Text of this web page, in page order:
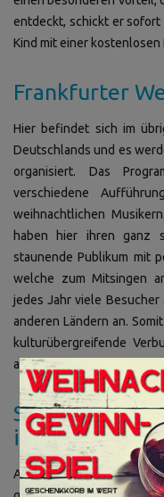
entdeckt, schickt er
Kind mit einer kostenlosen
Frankfurter
Hier befindet sich im
Deutschlands und es
organisiert. Das
verschiedene
weihnachtlichen
haben hier ihren ganz
staunende Publikum mit
welche zum Mitsingen
jedes Jahr viele Besucher
anderen Ländern an.
kulturübergreifende
auf dem Frankfurter
So finden Sie
in Frankfurt
Allgemein darf man